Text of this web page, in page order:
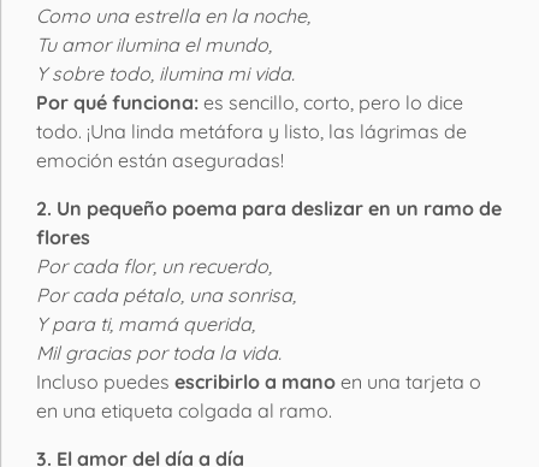
Como una estrella en la noche,
Tu amor ilumina el mundo,
Y sobre todo, ilumina mi vida.
Por qué funciona: es sencillo, corto, pero lo dice
todo. ¡Una linda metáfora y listo, las lágrimas de
emoción están aseguradas!
2. Un pequeño poema para deslizar en un ramo de
flores
Por cada flor, un recuerdo,
Por cada pétalo, una sonrisa,
Y para ti, mamá querida,
Mil gracias por toda la vida.
Incluso puedes escribirlo a mano en una tarjeta o
en una etiqueta colgada al ramo.
3. El amor del día a día